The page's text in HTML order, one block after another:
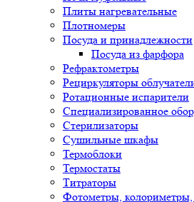
Плиты нагревательные
Плотномеры
Посуда и принадлежности
Посуда из фарфора
Рефрактометры
Рециркуляторы
Ротационные испарители
Специализированное
Стерилизаторы
Сушильные шкафы
Термоблоки
Термостаты
Титраторы
Фотометры,